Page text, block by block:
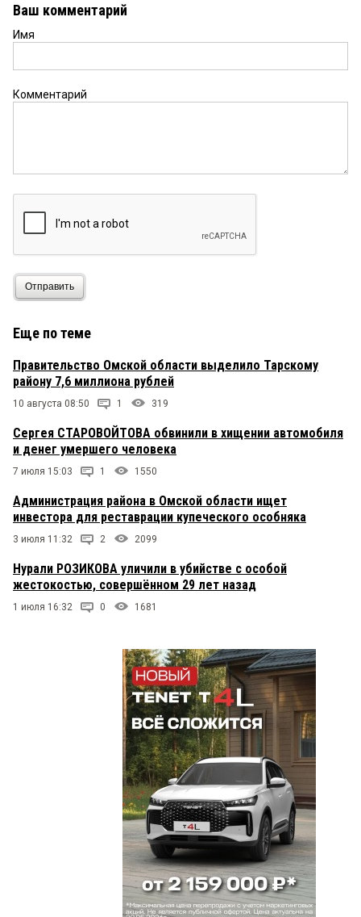
Ваш комментарий
Имя
Комментарий
Отправить
Еще по теме
Правительство Омской области выделило Тарскому
району 7,6 миллиона рублей
10 августа 08:50 1 319
Сергея СТАРОВОЙТОВА обвинили в хищении автомобиля
и денег умершего человека
7 июля 15:03 1 1550
Администрация района в Омской области ищет
инвестора для реставрации купеческого особняка
3 июля 11:32 2 2099
Нурали РОЗИКОВА уличили в убийстве с особой
жестокостью, совершённом 29 лет назад
1 июля 16:32 0 1681